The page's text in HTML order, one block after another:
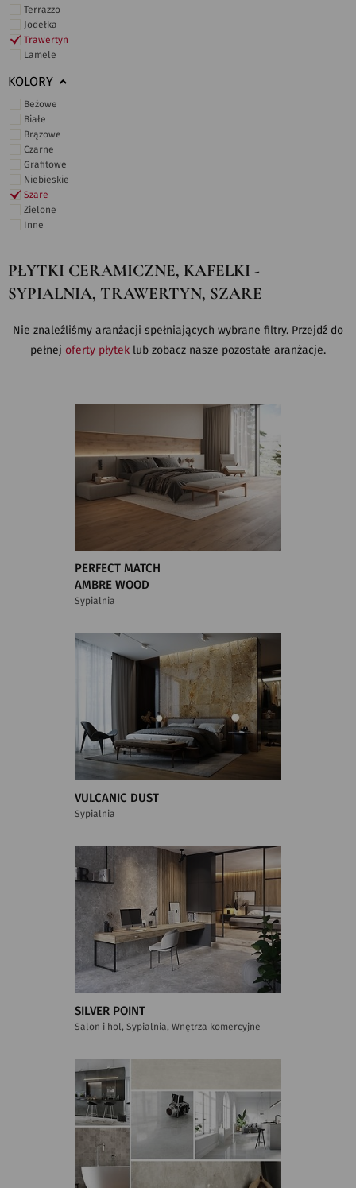
Terrazzo
Jodełka
Trawertyn
Lamele
KOLORY
Beżowe
Białe
Brązowe
Czarne
Grafitowe
Niebieskie
Szare
Zielone
Inne
PŁYTKI CERAMICZNE, KAFELKI -
SYPIALNIA, TRAWERTYN, SZARE
Nie znaleźliśmy aranżacji spełniających wybrane filtry. Przejdź do
pełnej oferty płytek lub zobacz nasze pozostałe aranżacje.
PERFECT MATCH
AMBRE WOOD
Sypialnia
VULCANIC DUST
Sypialnia
SILVER POINT
Salon i hol, Sypialnia, Wnętrza komercyjne